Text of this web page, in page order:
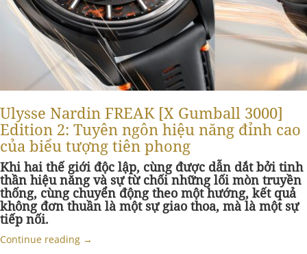
Ulysse Nardin FREAK [X Gumball 3000]
Edition 2: Tuyên ngôn hiệu năng đỉnh cao
của biểu tượng tiên phong
Khi hai thế giới độc lập, cùng được dẫn dắt bởi tinh
thần hiệu năng và sự từ chối những lối mòn truyền
thống, cùng chuyển động theo một hướng, kết quả
không đơn thuần là một sự giao thoa, mà là một sự
tiếp nối.
Continue reading →